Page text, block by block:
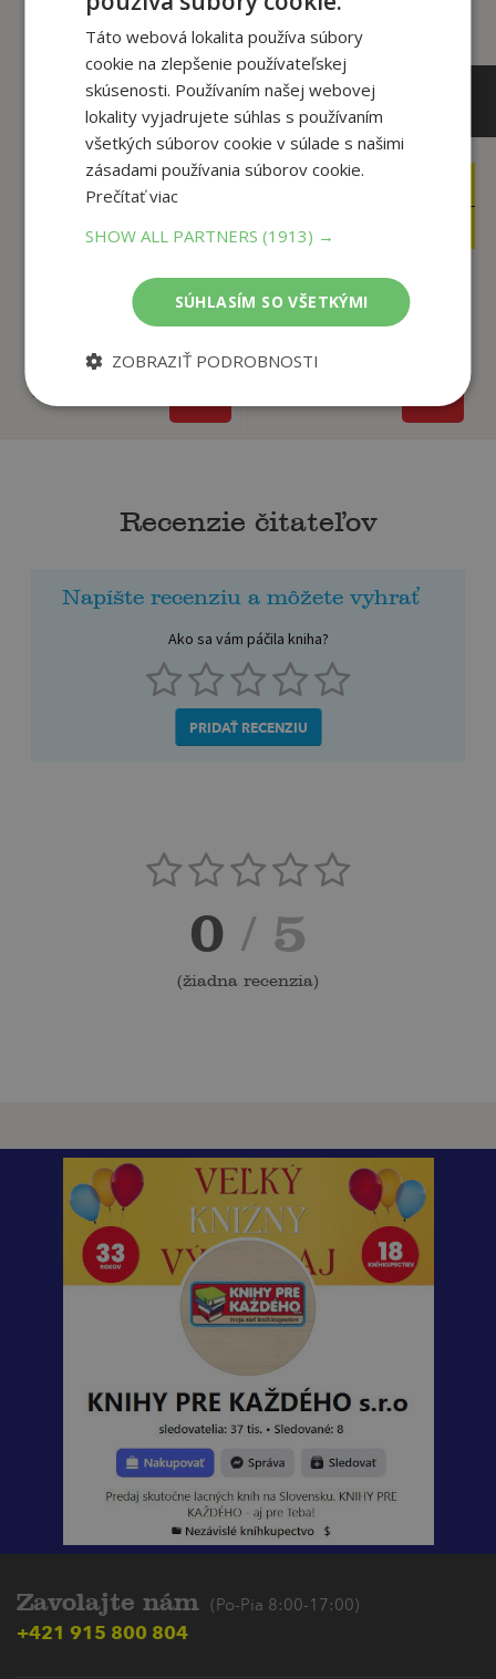
3,99€
Deset podob zla -
Dramatické příběhy
Na sklade
Případ Lessing
Recenzie čitateľov
Napíšte recenziu a môžete vyhrať
Ako sa vám páčila kniha?
PRIDAŤ RECENZIU
0 / 5
(žiadna recenzia)
Zavolajte nám (Po-Pia 8:00-17:00)
+421 915 800 804
Táto webová lokalita používa súbory
cookie na zlepšenie používateľskej
skúsenosti. Používaním našej webovej
lokality vyjadrujete súhlas s používaním
všetkých súborov cookie v súlade s našimi
zásadami používania súborov cookie.
Prečítať viac
SHOW ALL PARTNERS(1913) →
SÚHLASÍM SO VŠETKÝMI
ZOBRAZIŤ PODROBNOSTI